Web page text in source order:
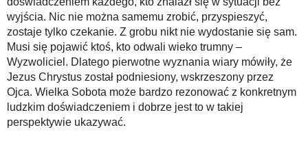
wyjścia. Nic nie można samemu zrobić, przyspieszyć,
zostaje tylko czekanie. Z grobu nikt nie wydostanie się sam.
Musi się pojawić ktoś, kto odwali wieko trumny –
Wyzwoliciel. Dlatego pierwotne wyznania wiary mówiły, że
Jezus Chrystus został podniesiony, wskrzeszony przez
Ojca. Wielka Sobota może bardzo rezonować z konkretnym
ludzkim doświadczeniem i dobrze jest to w takiej
perspektywie ukazywać.